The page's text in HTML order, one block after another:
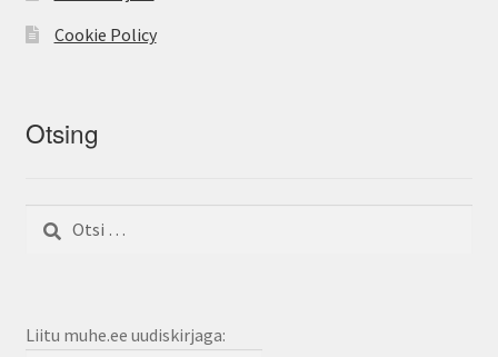
Cookie Policy
Otsing
Liitu muhe.ee uudiskirjaga: